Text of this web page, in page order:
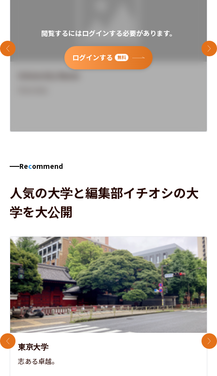
閲覧するにはログインする必要があります。
ログインする 無料
前のスライド 次
Recommend
人気の大学と編集部イチオシの大
学を大公開
東京大学
志ある卓越。
前のスライド 次